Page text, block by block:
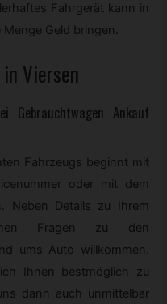
Fahrgerät kann in
Geld bringen.
Viersen
Gebrauchtwagen Ankauf
Fahrzeugs beginnt mit
oder mit dem
Neben Details zu Ihrem
Fragen zu den
ums Auto willkommen.
Ihnen bestmöglich zu
dann auch unmittelbar